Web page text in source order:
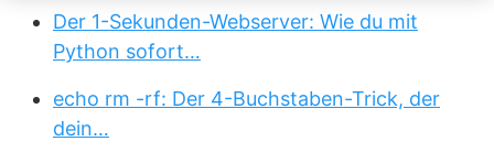
Der 1-Sekunden-Webserver: Wie du mit
Python sofort…
echo rm -rf: Der 4-Buchstaben-Trick, der
dein…